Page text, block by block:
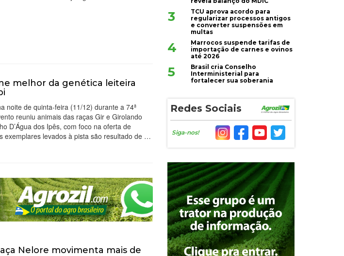
melhor da genética leiteira
noite de quinta-feira (11/12) durante a 74ª
reuniu animais das raças Gir e Girolando
D’Água dos Ipês, com foco na oferta de
exemplares levados à pista são resultado de …
Nelore movimenta mais de
3
TCU aprova acordo para
regularizar processos antigos
e converter suspensões em
multas
4
Marrocos suspende tarifas de
importação de carnes e ovinos
até 2026
5
Brasil cria Conselho
Interministerial para
fortalecer sua soberania
Redes Sociais
Siga-nos!